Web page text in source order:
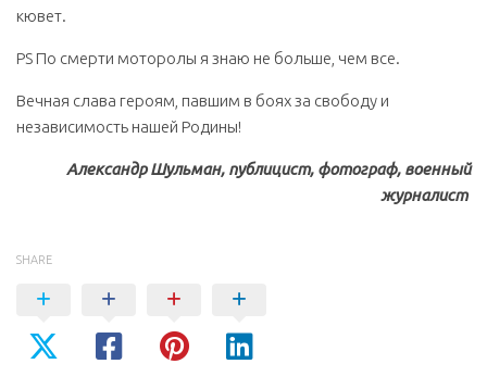
кювет.
PS По смерти моторолы я знаю не больше, чем все.
Вечная слава героям, павшим в боях за свободу и
независимость нашей Родины!
Александр Шульман, публицист, фотограф, военный
журналист
SHARE